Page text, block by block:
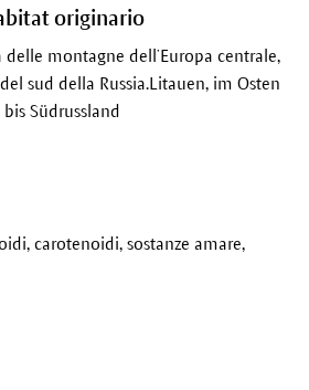
originario
montagne dell’Europa centrale,
sud della Russia.Litauen, im Osten
bis Südrussland
carotenoidi, sostanze amare,